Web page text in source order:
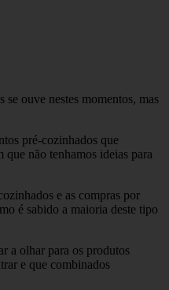
se ouve nestes momentos, mas
pré-cozinhados que
que não tenhamos ideias para
e as compras por
é sabido a maioria deste tipo
a olhar para os produtos
e que combinados